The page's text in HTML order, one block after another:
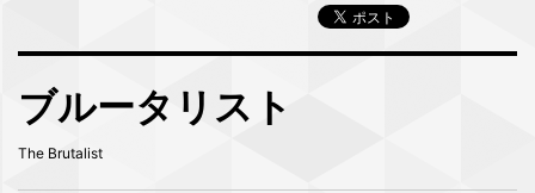
ブルータリスト
The Brutalist